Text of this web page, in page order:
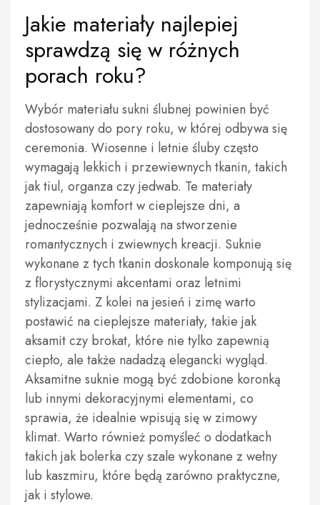
Jakie materiały najlepiej
sprawdzą się w różnych
porach roku?
Wybór materiału sukni ślubnej powinien być
dostosowany do pory roku, w której odbywa się
ceremonia. Wiosenne i letnie śluby często
wymagają lekkich i przewiewnych tkanin, takich
jak tiul, organza czy jedwab. Te materiały
zapewniają komfort w cieplejsze dni, a
jednocześnie pozwalają na stworzenie
romantycznych i zwiewnych kreacji. Suknie
wykonane z tych tkanin doskonale komponują się
z florystycznymi akcentami oraz letnimi
stylizacjami. Z kolei na jesień i zimę warto
postawić na cieplejsze materiały, takie jak
aksamit czy brokat, które nie tylko zapewnią
ciepło, ale także nadadzą elegancki wygląd.
Aksamitne suknie mogą być zdobione koronką
lub innymi dekoracyjnymi elementami, co
sprawia, że idealnie wpisują się w zimowy
klimat. Warto również pomyśleć o dodatkach
takich jak bolerka czy szale wykonane z wełny
lub kaszmiru, które będą zarówno praktyczne,
jak i stylowe.